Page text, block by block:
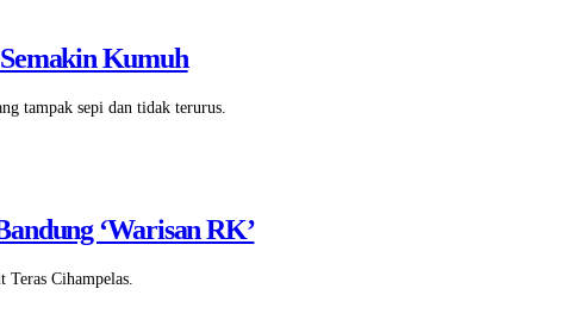
Kumuh
tampak sepi dan tidak terurus.
‘Warisan RK’
Cihampelas.